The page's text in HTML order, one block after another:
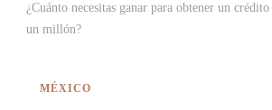
¿Cuánto necesitas ganar para obtener un
un millón?
MÉXICO